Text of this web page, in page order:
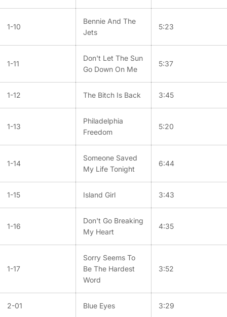
1-10
Bennie And The
Jets
5:23
1-11
Don't Let The Sun
Go Down On Me
5:37
1-12 The Bitch Is Back 3:45
1-13
Philadelphia
Freedom
5:20
1-14
Someone Saved
My Life Tonight
6:44
1-15 Island Girl 3:43
1-16
Don't Go Breaking
My Heart
4:35
1-17
Sorry Seems To
Be The Hardest
Word
3:52
2-01 Blue Eyes 3:29